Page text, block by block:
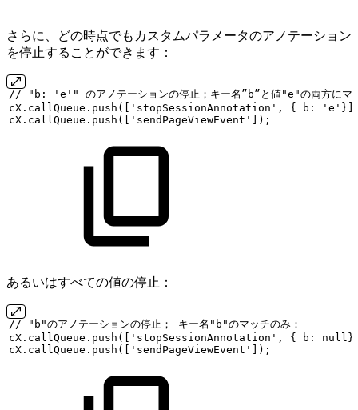
さらに、どの時点でもカスタムパラメータのアノテーション
を停止することができます：
// "b: 'e'"
のアノテーションの停止；キー名”b”と値"e"の両方にマ
cX.callQueue.push(['stopSessionAnnotation',
{ b:
cX.callQueue.push(['sendPageViewEvent']);
あるいはすべての値の停止：
// "b"のアノテーションの停止；
キー名"b"のマッチのみ：
cX.callQueue.push(['stopSessionAnnotation',
{ b:
cX.callQueue.push(['sendPageViewEvent']);